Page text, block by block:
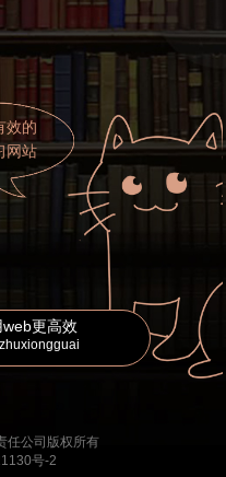
效的
网站
更高效
任公司版权所有
号-2